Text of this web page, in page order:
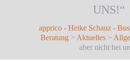
AKTUELLES
UNS!“
apprico - Heike Schauz -
Beratung> Aktuelles>
aber nicht bei